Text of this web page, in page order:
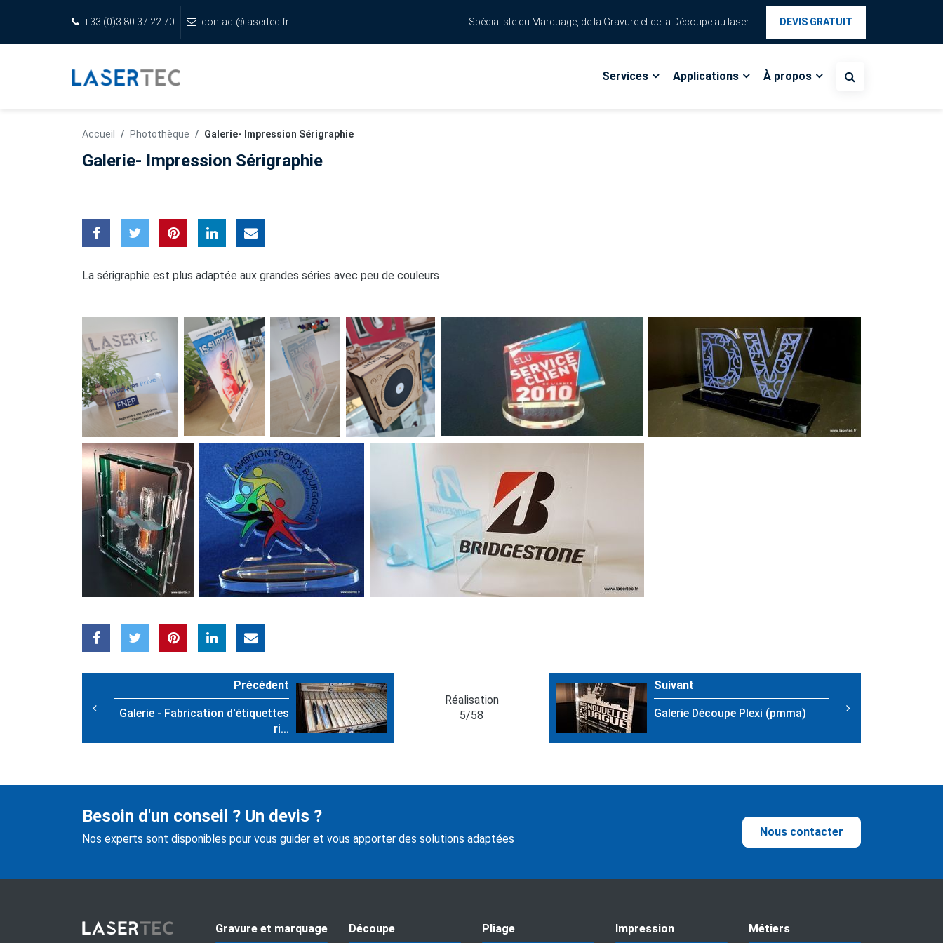
Galerie- Impression Sérigraphie
La sérigraphie est plus adaptée aux grandes séries avec peu de couleurs
Précédent
Galerie - Fabrication d'étiquettes
ri...
Réalisation
5/58
Suivant
Galerie Découpe Plexi (pmma)
+33 (0)3 80 37 22 70 contact@lasertec.fr Spécialiste du Marquage, de la Gravure et de la Découpe au laser DEVIS GRATUIT
Services Toggle Dropdown
Applications Toggle Dropdown
À propos Toggle Dropdown
Accueil Photothèque Galerie- Impression Sérigraphie
Besoin d'un conseil ? Un devis ?
Nos experts sont disponibles pour vous guider et vous apporter des solutions adaptées
Nous contacter
Gravure et marquage Découpe Pliage Impression Métiers